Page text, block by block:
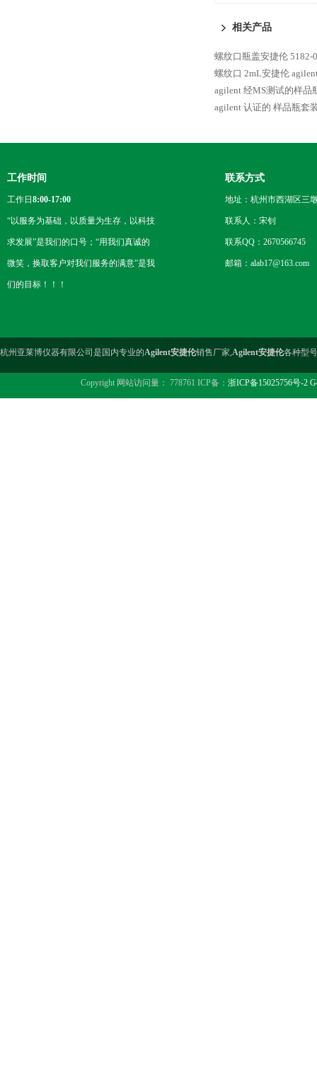
相关产品
螺纹口瓶盖安捷伦 5182-
螺纹口 2mL安捷伦
agilent 经MS测试的样品
agilent 认证的 样品瓶套
工作时间
工作日 8:00-17:00
“以服务为基础，以质量为生存，以科技
求发展”是我们的口号；“用我们真诚的
微笑，换取客户对我们服务的满意”是我
们的目标！！！
联系方式
地址：杭州市西湖区三
联系人：宋钊
联系QQ：2670566745
邮箱：alab17@163.com
杭州亚莱博仪器有限公司是国内专业的Agilent安捷伦销售厂家,Agilent安捷伦各种型
Copyright 网站访问量： 778761 ICP备： 浙ICP备15025756号-2